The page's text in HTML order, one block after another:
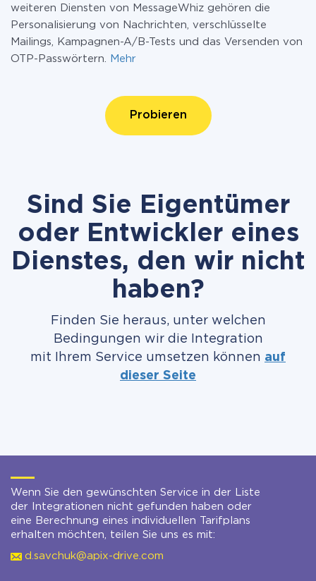
weiteren Diensten von MessageWhiz gehören die
Personalisierung von Nachrichten, verschlüsselte
Mailings, Kampagnen-A/B-Tests und das Versenden von
OTP-Passwörtern.
Mehr
Probieren
Sind Sie Eigentümer
oder Entwickler eines
Dienstes, den wir nicht
haben?
Finden Sie heraus, unter welchen
Bedingungen wir die Integration
mit Ihrem Service umsetzen können auf
dieser Seite
Wenn Sie den gewünschten Service in der Liste
der Integrationen nicht gefunden haben oder
eine Berechnung eines individuellen Tarifplans
erhalten möchten, teilen Sie uns es mit:
d.savchuk@apix-drive.com